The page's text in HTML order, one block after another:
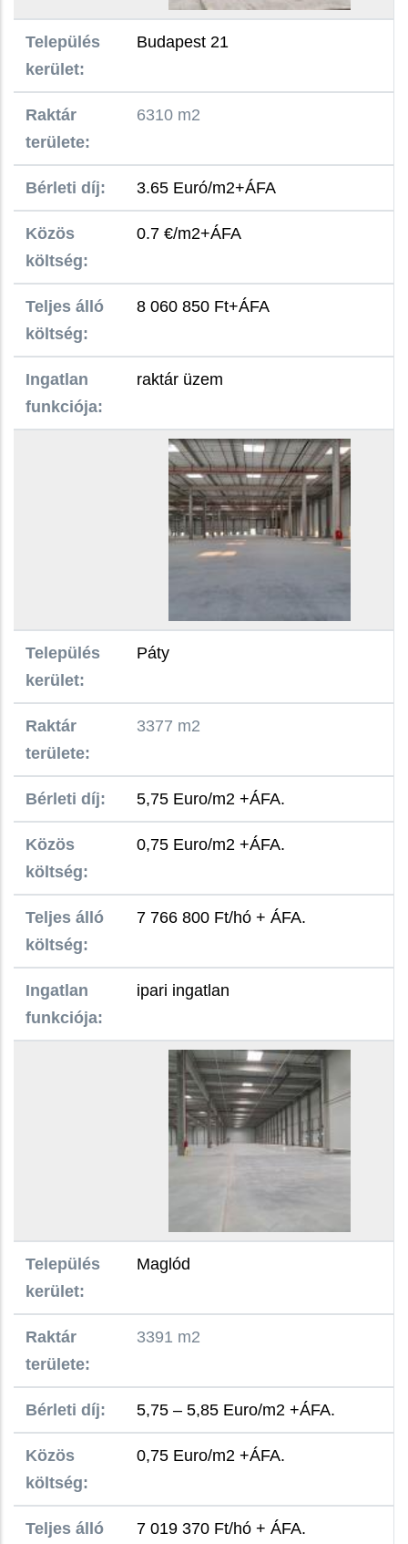
Település
kerület:
Budapest 21
Raktár
területe:
6310 m2
Bérleti díj: 3.65 Euró/m2+ÁFA
Közös
költség:
0.7 €/m2+ÁFA
Teljes álló
költség:
8 060 850 Ft+ÁFA
Ingatlan
funkciója:
raktár üzem
Település
kerület:
Páty
Raktár
területe:
3377 m2
Bérleti díj: 5,75 Euro/m2 +ÁFA.
Közös
költség:
0,75 Euro/m2 +ÁFA.
Teljes álló
költség:
7 766 800 Ft/hó + ÁFA.
Ingatlan
funkciója:
ipari ingatlan
Település
kerület:
Maglód
Raktár
területe:
3391 m2
Bérleti díj: 5,75 – 5,85 Euro/m2 +ÁFA.
Közös
költség:
0,75 Euro/m2 +ÁFA.
Teljes álló
7 019 370 Ft/hó + ÁFA.